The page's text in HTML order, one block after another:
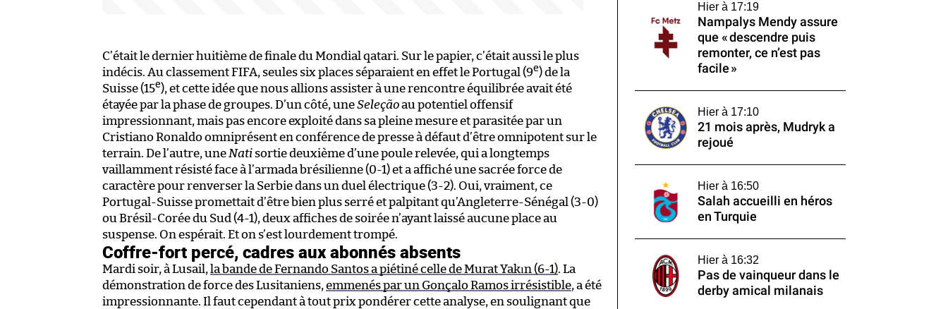
C’était le dernier huitième de finale du Mondial qatari. Sur le papier, c’était aussi le plus
indécis. Au classement FIFA, seules six places séparaient en effet le Portugal (9e) de la
Suisse (15e), et cette idée que nous allions assister à une rencontre équilibrée avait été
étayée par la phase de groupes. D’un côté, uneSeleçãoau potentiel offensif
impressionnant, mais pas encore exploité dans sa pleine mesure et parasitée par un
Cristiano Ronaldo omniprésent en conférence de presse à défaut d’être omnipotent sur le
terrain. De l’autre, une Nati sortie deuxième d’une poule relevée, qui a longtemps
vaillamment résisté face à l’armada brésilienne (0-1) et a affiché une sacrée force de
caractère pour renverser la Serbie dans un duel électrique (3-2). Oui, vraiment, ce
Portugal-Suisse promettait d’être bien plus serré et palpitant qu’Angleterre-Sénégal (3-0)
ou Brésil-Corée du Sud (4-1), deux affiches de soirée n’ayant laissé aucune place au
suspense. On espérait. Et on s’est lourdement trompé.
Coffre-fort percé, cadres aux abonnés absents
Mardi soir, à Lusail, la bande de Fernando Santos a piétiné celle de Murat Yakın (6-1). La
démonstration de force des Lusitaniens, emmenés par un Gonçalo Ramos irrésistible, a été
impressionnante. Il faut cependant à tout prix pondérer cette analyse, en soulignant que
Hier à 17:19
Nampalys Mendy assure
que « descendre puis
remonter, ce n’est pas
facile »
Hier à 17:10
21 mois après, Mudryk a
rejoué
Hier à 16:50
Salah accueilli en héros
en Turquie
Hier à 16:32
Pas de vainqueur dans le
derby amical milanais